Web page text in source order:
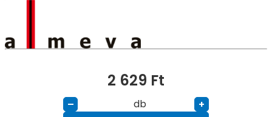
2 629 Ft
– db
+